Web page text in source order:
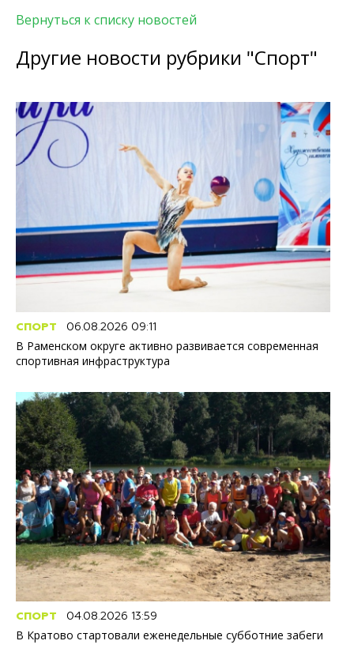
Вернуться к списку новостей
Другие новости рубрики "Спорт"
СПОРТ 06.08.2026 09:11
В Раменском округе активно развивается современная
спортивная инфраструктура
СПОРТ 04.08.2026 13:59
В Кратово стартовали еженедельные субботние забеги